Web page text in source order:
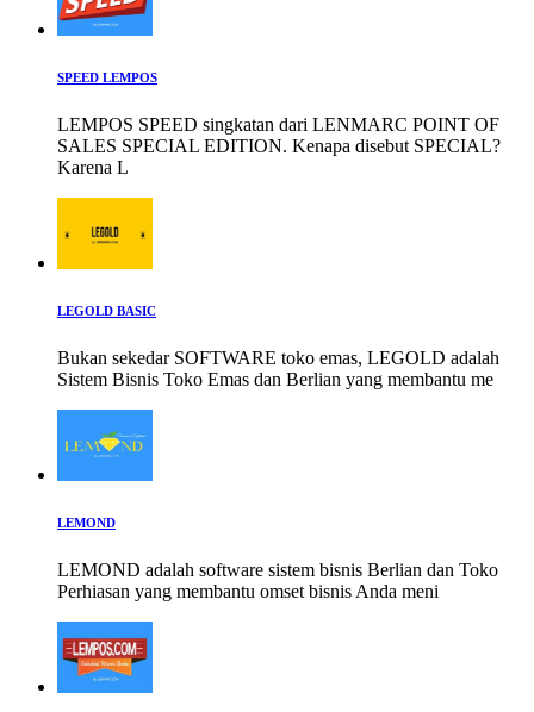
SPEED LEMPOS
LEMPOS SPEED singkatan dari LENMARC POINT OF
SALES SPECIAL EDITION. Kenapa disebut SPECIAL?
Karena L
LEGOLD BASIC
Bukan sekedar SOFTWARE toko emas, LEGOLD adalah
Sistem Bisnis Toko Emas dan Berlian yang membantu me
LEMOND
LEMOND adalah software sistem bisnis Berlian dan Toko
Perhiasan yang membantu omset bisnis Anda meni